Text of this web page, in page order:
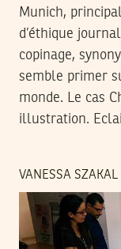
Munich,
d’éthique
copinage,
semble primer
monde. Le cas
illustration.
VANESSA SZAKAL